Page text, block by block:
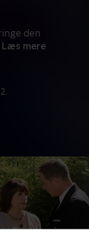
den
Læs mere